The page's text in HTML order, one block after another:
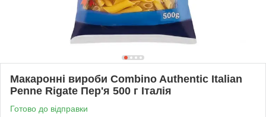
Макаронні вироби Combino Authentic Italian
Penne Rigate Пер'я 500 г Італія
Готово до відправки